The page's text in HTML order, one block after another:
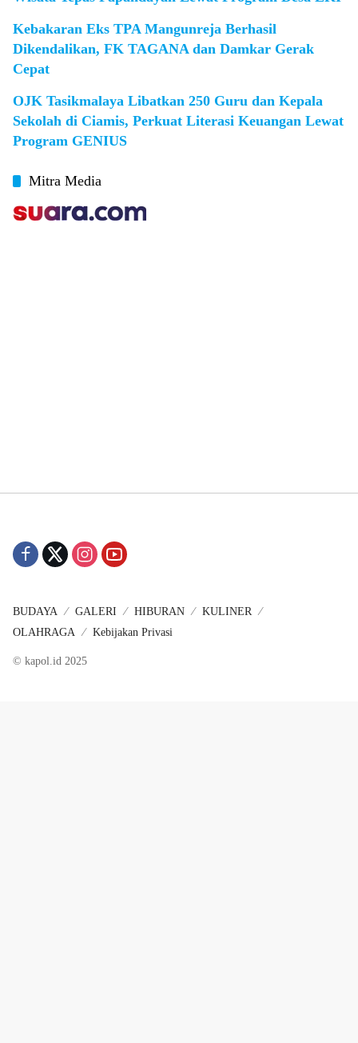
Kebakaran Eks TPA Mangunreja Berhasil
Dikendalikan, FK TAGANA dan Damkar Gerak
Cepat
OJK Tasikmalaya Libatkan 250 Guru dan Kepala
Sekolah di Ciamis, Perkuat Literasi Keuangan Lewat
Program GENIUS
Mitra Media
BUDAYA GALERI HIBURAN
KULINER
OLAHRAGA
Kebijakan Privasi
© kapol.id 2025